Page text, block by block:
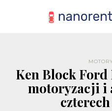
Ken Block Ford
motoryzacji i